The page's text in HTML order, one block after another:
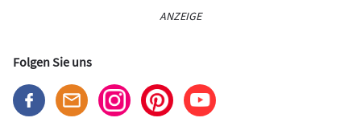
ANZEIGE
Folgen Sie uns